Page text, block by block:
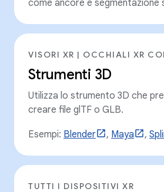
come ancore e segmentazione
VISORI XR | OCCHIALI XR
Strumenti 3D
Utilizza lo strumento 3D che
creare file glTF o GLB.
Esempi: Blender , Maya ,
TUTTI I DISPOSITIVI XR